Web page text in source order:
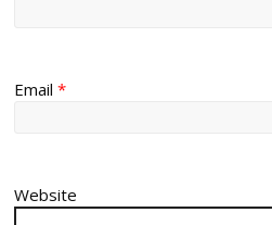
Email*
Website